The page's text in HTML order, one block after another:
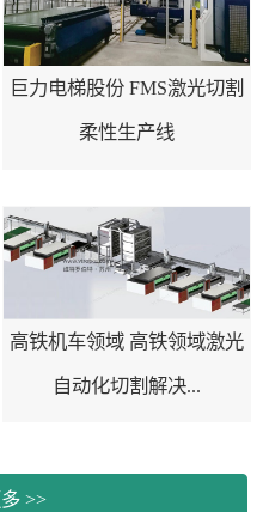
巨力电梯股份 FMS激光切割
柔性生产线
高铁机车领域 高铁领域激光
自动化切割解决...
>>